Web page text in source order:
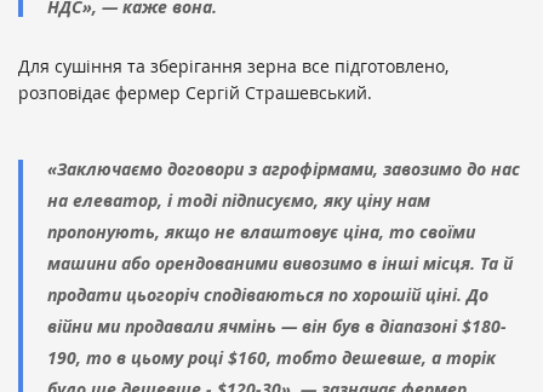
НДС», — каже вона.
Для сушіння та зберігання зерна все підготовлено,
розповідає фермер Сергій Страшевський.
«Заключаємо договори з агрофірмами, завозимо до нас
на елеватор, і тоді підписуємо, яку ціну нам
пропонують, якщо не влаштовує ціна, то своїми
машини або орендованими вивозимо в інші місця. Та й
продати цьогоріч сподіваються по хорошій ціні. До
війни ми продавали ячмінь — він був в діапазоні $180-
190, то в цьому році $160, тобто дешевше, а торік